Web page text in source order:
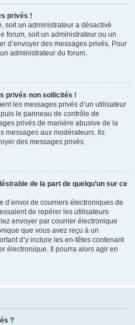
privés !
soit un administrateur a désactivé
forum, soit un administrateur ou un
d’envoyer des messages privés. Pour
administrateur du forum.
privés non sollicités !
les messages privés d’un utilisateur
le panneau de contrôle de
privés de manière abusive de la
messages aux modérateurs. Ils
des messages privés.
de la part de quelqu’un sur ce
d’envoi de courriers électroniques de
de repérer les utilisateurs
envoyer par courrier électronique
que vous avez reçu à un
d’y inclure les en-têtes contenant
électronique. Il pourra alors agir en
?